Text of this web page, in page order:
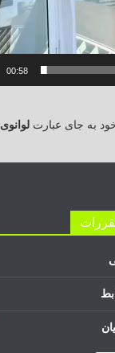
00:58
به جای عبارت لوانوی